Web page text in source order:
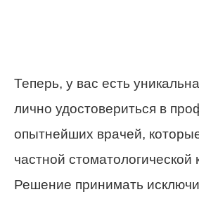
Теперь, у вас есть
лично удостовериться в
опытнейших врачей,
частной стоматологической
Решение принимать